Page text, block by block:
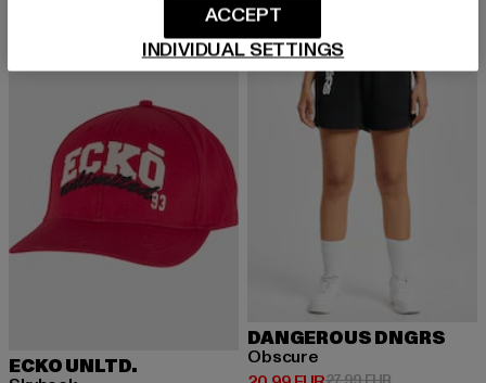
ECKO UNLTD.
-25%
DANGEROUS DNGRS
Obscure
INDIVIDUAL SETTINGS
ACCEPT